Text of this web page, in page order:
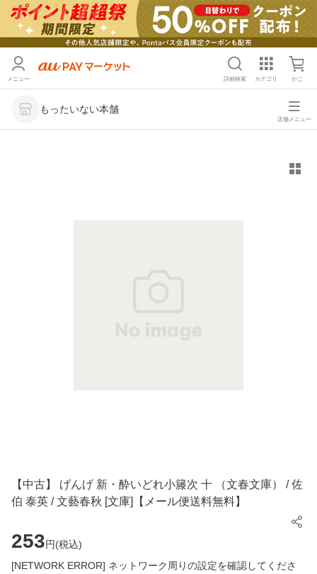
メニュー 詳細検索 カテゴリ かご
もったいない本舗
店舗メニュー
【中古】 げんげ 新・酔いどれ小籐次 十 （文春文庫） / 佐
伯 泰英 / 文藝春秋 [文庫]【メール便送料無料】
253円(税込)
[NETWORK ERROR] ネットワーク周りの設定を確認してくださ